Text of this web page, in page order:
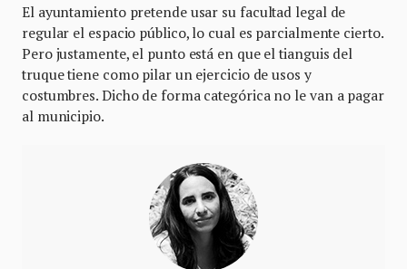
El ayuntamiento pretende usar su facultad legal de
regular el espacio público, lo cual es parcialmente cierto.
Pero justamente, el punto está en que el tianguis del
truque tiene como pilar un ejercicio de usos y
costumbres. Dicho de forma categórica no le van a pagar
al municipio.